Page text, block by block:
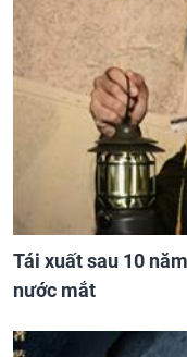
Tái xuất sau 10
nước mắt